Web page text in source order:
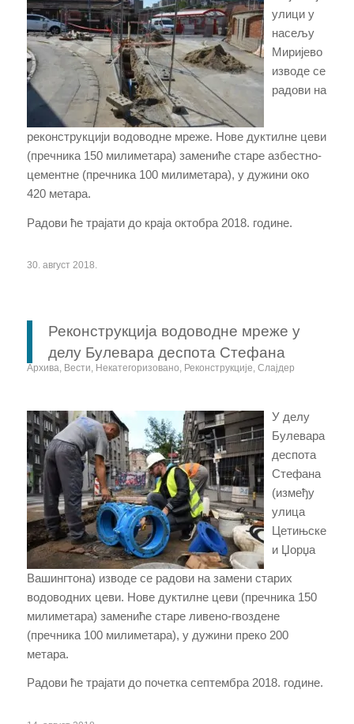
улици у
насељу
Миријево
изводе се
радови на
реконструкцији водоводне мреже. Нове дуктилне цеви
(пречника 150 милиметара) замениће старе азбестно-
цементне (пречника 100 милиметара), у дужини око
420 метара.
Радови ће трајати до краја октобра 2018. године.
30. август 2018.
Реконструкција водоводне мреже у
делу Булевара деспота Стефана
Архива, Вести, Некатегоризовано, Реконструкције, Слајдер
У делу
Булевара
деспота
Стефана
(између
улица
Цетињске
и Џорџа
Вашингтона) изводе се радови на замени старих
водоводних цеви. Нове дуктилне цеви (пречника 150
милиметара) замениће старе ливено-гвоздене
(пречника 100 милиметара), у дужини преко 200
метара.
Радови ће трајати до почетка септембра 2018. године.